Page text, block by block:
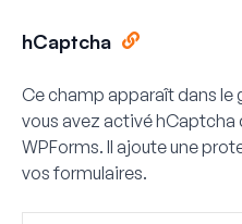
hCaptcha
Ce champ apparaît dans le
vous avez activé hCaptcha
WPForms. Il ajoute une
vos formulaires.